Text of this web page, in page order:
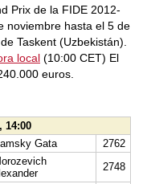
Prix de la FIDE 2012-
noviembre hasta el 5 de
Taskent (Uzbekistán).
local (10:00 CET) El
euros.
14:00
Gata
2762
2748